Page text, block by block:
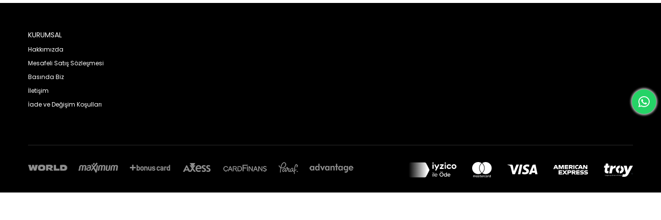
KURUMSAL
Hakkımızda
Mesafeli Satış Sözleşmesi
Basında Biz
İletişim
İade ve Değişim Koşulları